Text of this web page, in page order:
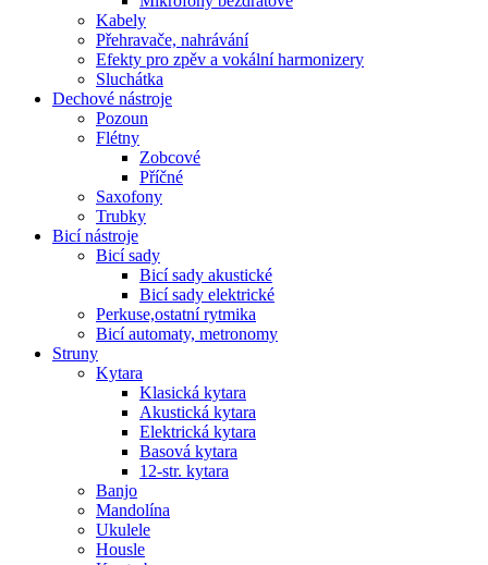
Kabely
Přehravače, nahrávání
Efekty pro zpěv a vokální harmonizery
Sluchátka
Dechové nástroje
Pozoun
Flétny
Zobcové
Příčné
Saxofony
Trubky
Bicí nástroje
Bicí sady
Bicí sady akustické
Bicí sady elektrické
Perkuse,ostatní rytmika
Bicí automaty, metronomy
Struny
Kytara
Klasická kytara
Akustická kytara
Elektrická kytara
Basová kytara
12-str. kytara
Banjo
Mandolína
Ukulele
Housle